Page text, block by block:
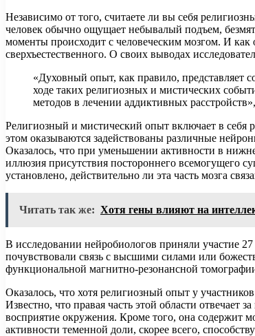
Независимо от того, считаете ли вы себя
человек обычно ощущает небывалый подъем,
моменты происходит с человеческим мозгом. И как
сверхъестественного. О своих выводах
«Духовный опыт, как правило, представляет
ходе таких религиозных и мистических
методов в лечении аддиктивных
Религиозный и мистический опыт включает в
этом оказываются задействованы различные
Оказалось, что при уменьшении активности в
иллюзия присутствия постороннего всемогущего
установлено, действительно ли эта часть мозга
Читать так же: Хотя гены влияют на
В исследовании нейробиологов приняли участие
почувствовали связь с высшими силами или
функциональной магнитно-резонансной
Оказалось, что хотя религиозный опыт у
Известно, что правая часть этой области отвечает
восприятие окружения. Кроме того, она содержит
активности теменной доли, скорее всего,